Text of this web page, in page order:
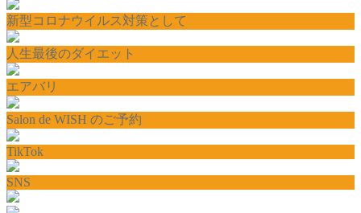
新型コロナウイルス対策として
人生最後のダイエット
エアバリ
Salon de WISH のご予約
TikTok
SNS